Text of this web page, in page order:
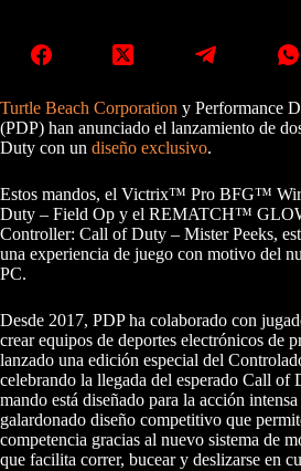
Turtle Beach Corporation y Performance
(PDP) han anunciado el lanzamiento de
Duty con un diseño exclusivo.
Estos mandos, el Victrix™ Pro BFG™
Duty – Field Op y el REMATCH™
Controller: Call of Duty – Mister Peeks,
una experiencia de juego con motivo del
PC.
Desde 2017, PDP ha colaborado con
crear equipos de deportes electrónicos de
lanzado una edición especial del
celebrando la llegada del esperado Call of
mando está diseñado para la acción
galardonado diseño competitivo que
competencia gracias al nuevo sistema de
que facilita correr, bucear y deslizarse en